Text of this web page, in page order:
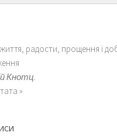
радости, прощення і
Кнотц.
»